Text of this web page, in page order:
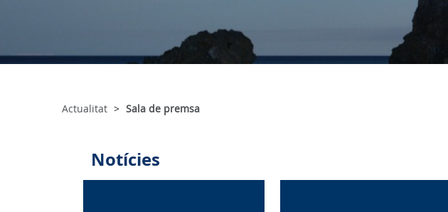
Actualitat Sala de premsa
Notícies